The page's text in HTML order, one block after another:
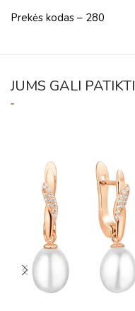
Prekės kodas – 280
JUMS GALI PATIKTI